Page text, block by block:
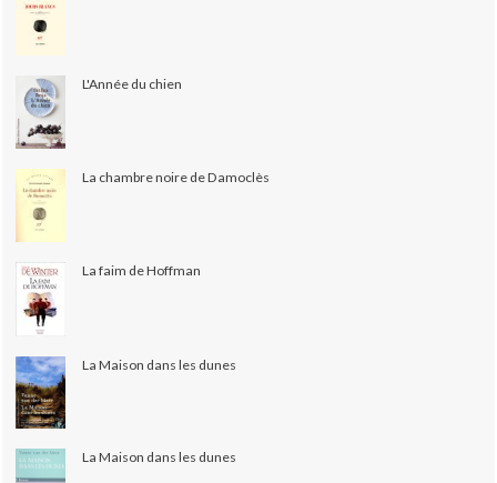
L'Année du chien
La chambre noire de Damoclès
La faim de Hoffman
La Maison dans les dunes
La Maison dans les dunes